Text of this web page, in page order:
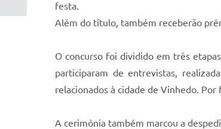
festa.
Além do título, também receberão
O concurso foi dividido em três
participaram de entrevistas,
relacionados à cidade de Vinhedo.
A cerimônia também marcou a